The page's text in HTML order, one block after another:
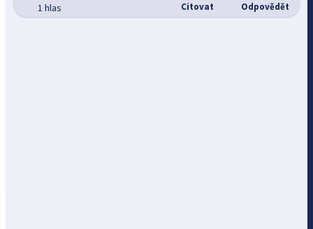
1 hlas Citovat Odpovědět